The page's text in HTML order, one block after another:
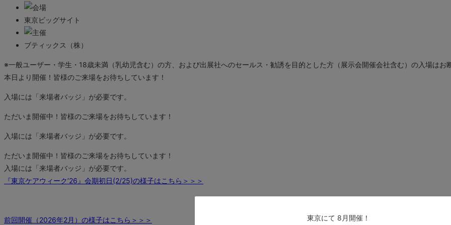
東京ビッグサイト
ブティックス（株）
※一般ユーザー・学生・18歳未満（乳幼児含む）の方、および出展社へのセールス・勧誘を目的とした方（展示会開催会社含む）の入場はお
本日より開催！皆様のご来場をお待ちしています！
入場には「来場者バッジ」が必要です。
ただいま開催中！皆様のご来場をお待ちしています！
入場には「来場者バッジ」が必要です。
ただいま開催中！皆様のご来場をお待ちしています！
入場には「来場者バッジ」が必要です。
『東京ケアウィーク’26』会期初日(2/25)の様子はこちら＞＞＞
前回開催（2026年2月）の様子はこちら＞＞＞ 東京にて 8 月開催！